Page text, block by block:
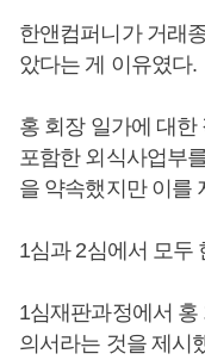
한앤컴퍼니가 거래
았다는 게 이유였다.
홍 회장 일가에 대
포함한 외식사업부
을 약속했지만 이를
1심과 2심에서 모두
1심재판과정에서
의서라는 것을 제시